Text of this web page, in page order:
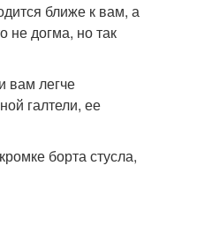
ближе к вам, а
не догма, но так
вам легче
галтели, ее
борта стусла,